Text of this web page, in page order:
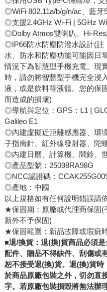
◎WiFi 802.11a/b/g/n/ac、藍牙
◎支援2.4GHz Wi-Fi | 5GHz
◎Dolby Atmos雙喇叭、Hi-
◎IP66防水防塵防潑水設計(註
水、防水和防塵功能可能因日
情況下為智慧型手機充電。現
時，請勿將智慧型手機完全浸
液，或是飲料等液體。您的保
而造成的損壞)
◎導航與定位：GPS：L1 |
Galileo E1
◎內建虛擬近距離感應器、環
子指南針、紅外線發射器、陀
◎內建日曆、計算機、鬧鈴、
◎產品型號：25098RA98G
◎NCC認證碼：
◎產地：中國
以上規格如有任何說明錯誤請
★保固期：原廠或代理商保固(
新外不予保固)
★保固範圍：新品故障或瑕疵
■退/換貨：退(換)貨商品必須
配件、贈品不得缺件、刮傷或
恕不接受退(換)貨。退(換)貨
於商品原廠包裝之外，切勿直
字。若原廠包裝損毀將無法辦